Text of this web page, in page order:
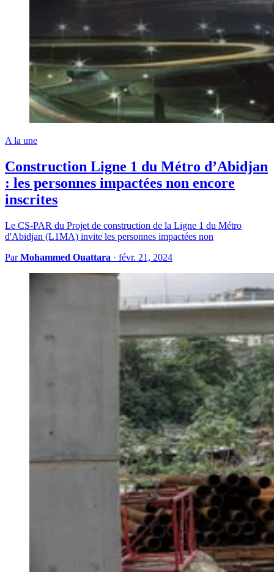
A la une
Construction Ligne 1 du Métro d’Abidjan
: les personnes impactées non encore
inscrites
Le CS-PAR du Projet de construction de la Ligne 1 du Métro
d'Abidjan (L1MA) invite les personnes impactées non
ParMohammed Ouattara · févr. 21, 2024